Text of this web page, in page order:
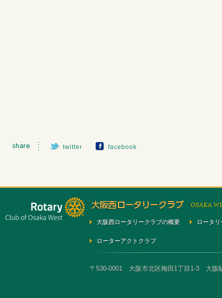
twitter facebook
大阪西ロータリークラブの概要 ロータ
ローターアクトクラブ
〒530-0001 大阪市北区梅田1丁目1-3 大阪